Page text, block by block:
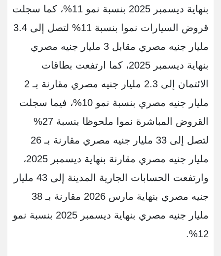
بنهاية ديسمبر 2025 بنسبة نمو 11%، كما سجلت
قروض السيارات نموا بنسبة 11% لتصل إلى 3.4
مليار جنيه مصري مقابل 3 مليار جنيه مصري
بنهاية ديسمبر 2025، كما ارتفعت بطاقات
الائتمان إلى 2.3 مليار جنيه مصري مقارنة بـ 2
مليار جنيه مصري بنسبة نمو 10%، فيما سجلت
القروض المباشرة نموا ملحوظا بنسبة 27%
لتصل إلى 33 مليار جنيه مصري مقارنة بـ 26
مليار جنيه مصري مقارنة بنهاية ديسمبر 2025،
وارتفعت الحسابات الجارية المدينة إلى 43 مليار
جنيه مصري بنهاية مارس 2026 مقارنة بـ 38
مليار جنيه مصري بنهاية ديسمبر 2025 بنسبة نمو
12%.